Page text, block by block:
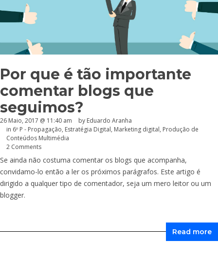
Por que é tão importante
comentar blogs que
seguimos?
26 Maio, 2017 @ 11:40 am by Eduardo Aranha
in 6º P - Propagação, Estratégia Digital, Marketing digital, Produção de
Conteúdos Multimédia
2 Comments
Se ainda não costuma comentar os blogs que acompanha,
convidamo-lo então a ler os próximos parágrafos. Este artigo é
dirigido a qualquer tipo de comentador, seja um mero leitor ou um
blogger.
Read more